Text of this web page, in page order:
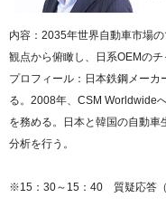
内容：2035年世界自動車市場
観点から俯瞰し、日系OEMのチ
プロフィール：日本鉄鋼メー
る。2008年、CSM Worldwide
を務める。日本と韓国の自動車
分析を行う。
※15：30～15：40 質疑応答（